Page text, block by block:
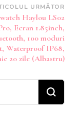
URMĂTOR
Haylou LS02
Ecran 1.85inch,
100 moduri
Waterproof IP68,
20 zile (Albastru)